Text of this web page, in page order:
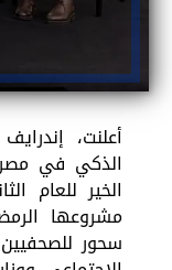
أعلنت،
الذكي في
الخير للعام
سحور